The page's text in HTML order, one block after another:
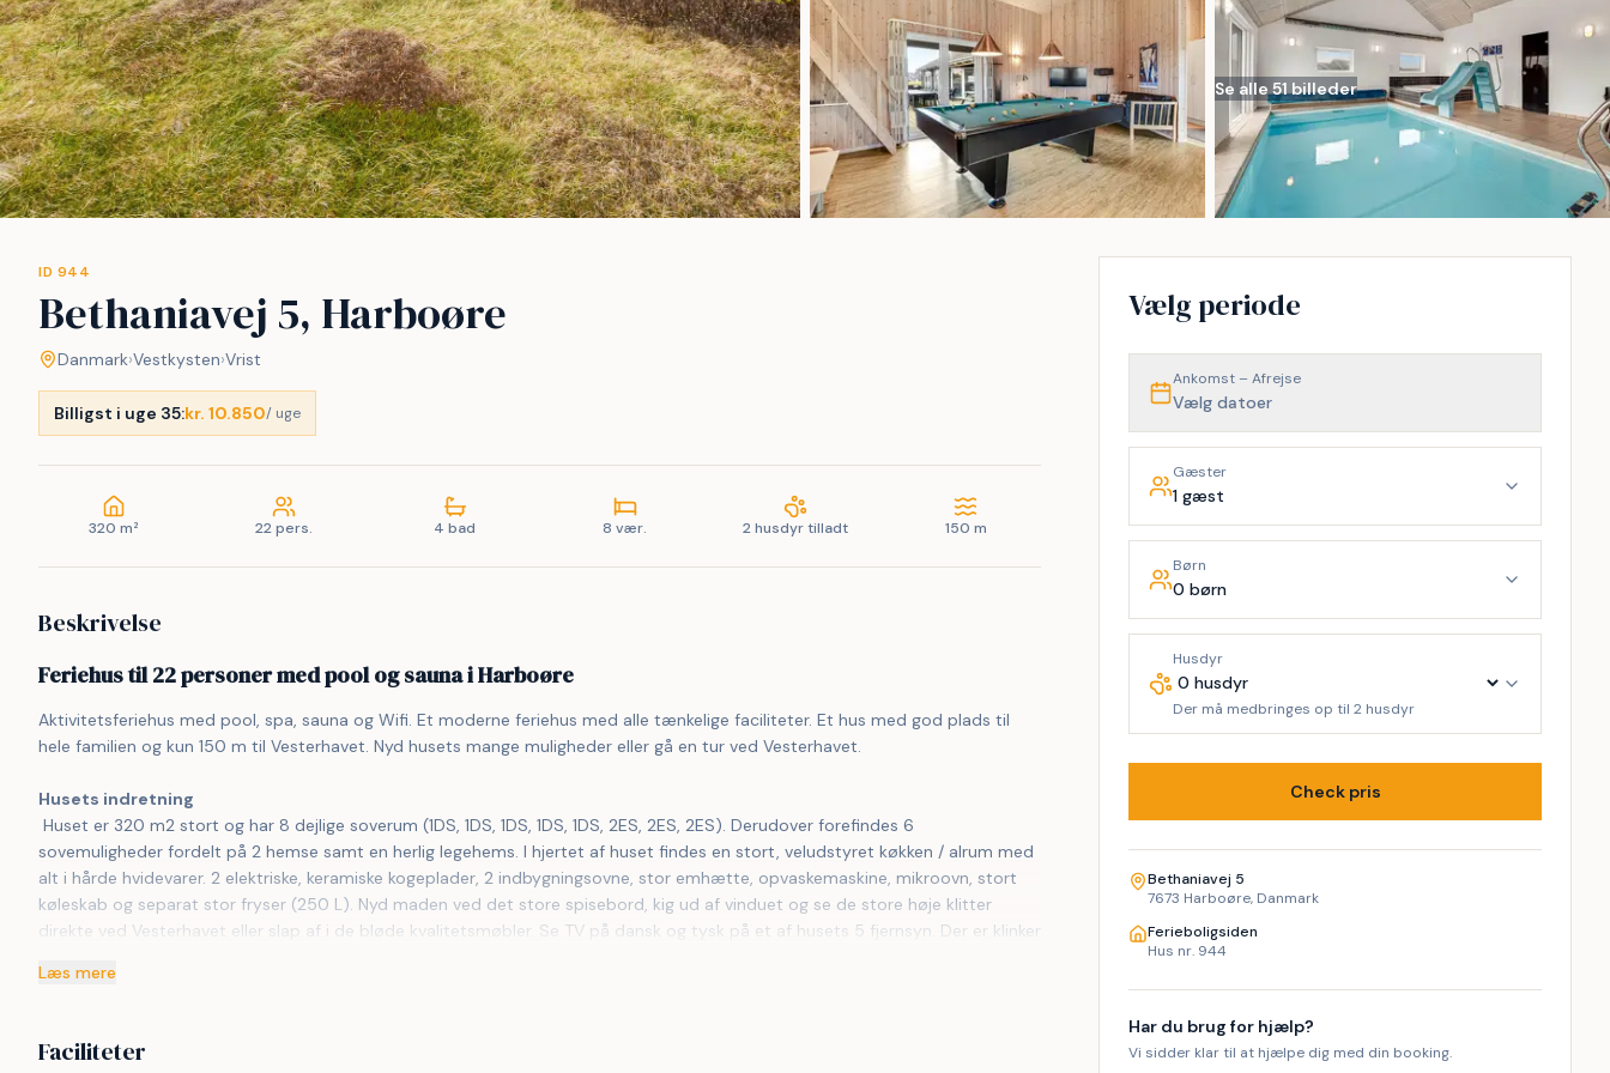
Se alle 51 billeder
ID 944
Bethaniavej 5, Harboøre
Danmark›Vestkysten›Vrist
Billigst i uge 35:kr. 10.850/ uge
320 m² 22 pers. 4 bad 8 vær. 2 husdyr tilladt 150 m
Beskrivelse
Feriehus til 22 personer med pool og sauna i Harboøre
Aktivitetsferiehus med pool, spa, sauna og Wifi. Et moderne feriehus med alle tænkelige faciliteter. Et hus med god plads til
hele familien og kun 150 m til Vesterhavet. Nyd husets mange muligheder eller gå en tur ved Vesterhavet.
Husets indretning
sovemuligheder fordelt på 2 hemse samt en herlig legehems. I hjertet af huset findes en stort, veludstyret køkken / alrum med
alt i hårde hvidevarer. 2 elektriske, keramiske kogeplader, 2 indbygningsovne, stor emhætte, opvaskemaskine, mikroovn, stort
køleskab og separat stor fryser (250 L). Nyd maden ved det store spisebord, kig ud af vinduet og se de store høje klitter
direkte ved Vesterhavet eller slap af i de bløde kvalitetsmøbler. Se TV på dansk og tysk på et af husets 5 fjernsyn. Der er klinker
sætter man blot gang i husets brændeovn, hvor flammerne og den intensive varme kan nydes.
badeværelser, med toilet, bruser, håndvask samt gulvvarme. Vaskemaskine og tørretumbler er en selvfølge. Til børnene er der 2
Læs mere
Faciliteter
Vælg periode
Ankomst – Afrejse
Vælg datoer
Gæster
1 gæst
Børn
0 børn
Husdyr
Der må medbringes op til 2 husdyr
Check pris
Bethaniavej 5
7673 Harboøre, Danmark
Ferieboligsiden
Hus nr. 944
Har du brug for hjælp?
Vi sidder klar til at hjælpe dig med din booking.